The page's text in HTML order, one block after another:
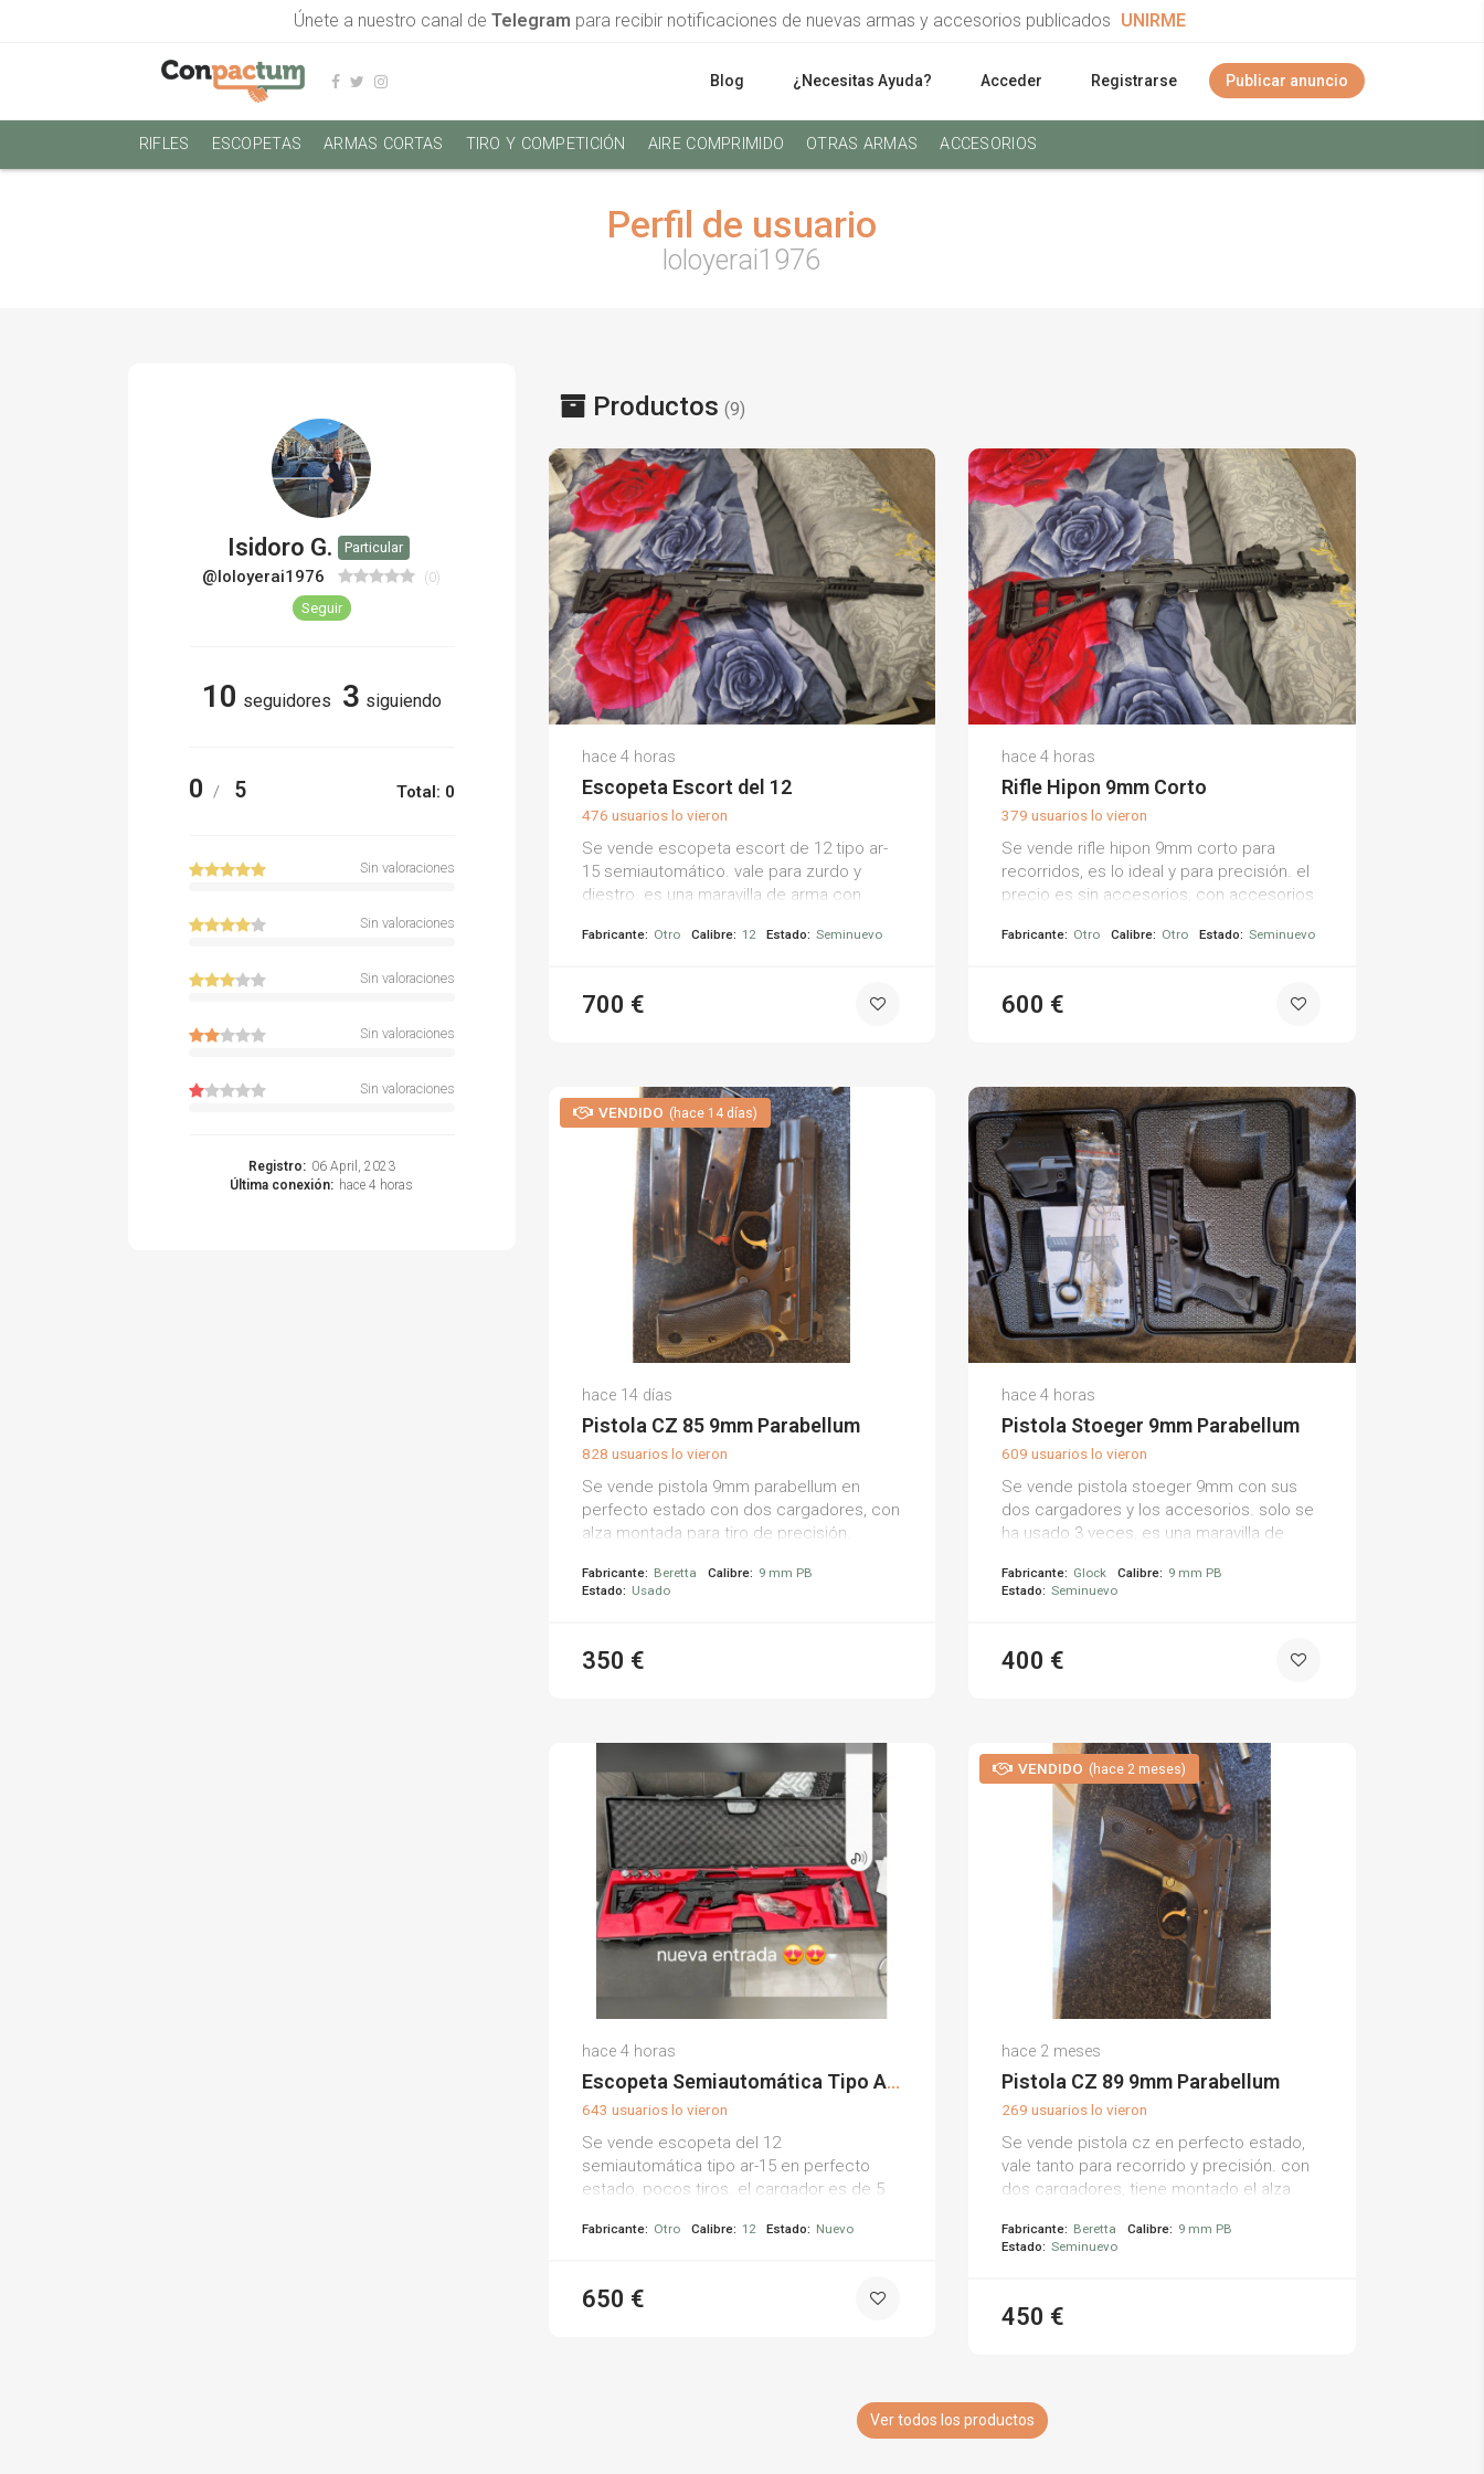
Únete a nuestro canal de Telegram para recibir notificaciones de nuevas armas y accesorios publicados UNIRME
Blog ¿Necesitas Ayuda? Acceder Registrarse Publicar anuncio
RIFLES ESCOPETAS ARMAS CORTAS TIRO Y COMPETICIÓN AIRE COMPRIMIDO OTRAS ARMAS ACCESORIOS
Perfil de usuario
loloyerai1976
Isidoro G. Particular
@loloyerai1976 (0)
Seguir
10 seguidores 3 siguiendo
0 / 5 Total: 0
Sin valoraciones
Sin valoraciones
Sin valoraciones
Sin valoraciones
Sin valoraciones
Registro: 06 April, 2023
Última conexión: hace 4 horas
Productos (9)
hace 4 horas
Escopeta Escort del 12
476 usuarios lo vieron
Se vende escopeta escort de 12 tipo ar-
15 semiautomático. vale para zurdo y
diestro. es una maravilla de arma con
acepta cambio por rifle tipo ar-15 .222 o
Fabricante: Otro Calibre: 12 Estado: Seminuevo
700 €
hace 4 horas
Rifle Hipon 9mm Corto
379 usuarios lo vieron
Se vende rifle hipon 9mm corto para
recorridos, es lo ideal y para precisión. el
precio es sin accesorios, con accesorios
tipo ar-15 o revólver .38.
Fabricante: Otro Calibre: Otro Estado: Seminuevo
600 €
VENDIDO (hace 14 días)
hace 14 días
Pistola CZ 85 9mm Parabellum
828 usuarios lo vieron
Se vende pistola 9mm parabellum en
perfecto estado con dos cargadores, con
alza montada para tiro de precisión.
Fabricante: Beretta Calibre: 9 mm PB
Estado: Usado
350 €
hace 4 horas
Pistola Stoeger 9mm Parabellum
609 usuarios lo vieron
Se vende pistola stoeger 9mm con sus
dos cargadores y los accesorios. solo se
ha usado 3 veces, es una maravilla de
Fabricante: Glock Calibre: 9 mm PB
Estado: Seminuevo
400 €
hace 4 horas
Escopeta Semiautomática Tipo AR-15
643 usuarios lo vieron
Se vende escopeta del 12
semiautomática tipo ar-15 en perfecto
estado, pocos tiros. el cargador es de 5
de escopeta, vale tanto para derechos
Fabricante: Otro Calibre: 12 Estado: Nuevo
650 €
VENDIDO (hace 2 meses)
hace 2 meses
Pistola CZ 89 9mm Parabellum
269 usuarios lo vieron
Se vende pistola cz en perfecto estado,
vale tanto para recorrido y precisión. con
dos cargadores, tiene montado el alza
Fabricante: Beretta Calibre: 9 mm PB
Estado: Seminuevo
450 €
Ver todos los productos